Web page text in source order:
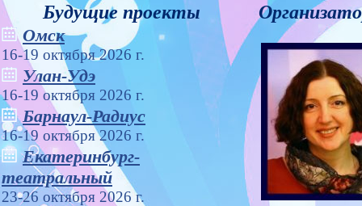
Будущие проекты
Омск
16-19 октября 2026 г.
Улан-Удэ
16-19 октября 2026 г.
Барнаул-Радиус
16-19 октября 2026 г.
Екатеринбург-
театральный
23-26 октября 2026 г.